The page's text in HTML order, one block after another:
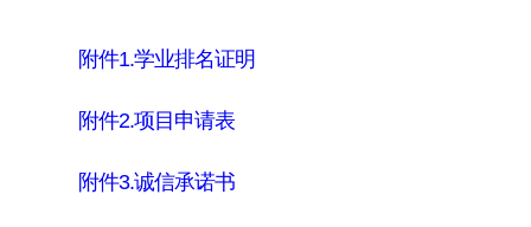
附件1.学业排名证明
附件2.项目申请表
附件3.诚信承诺书